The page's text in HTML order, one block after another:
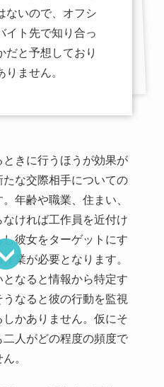
ないので、オフシ
イト先で知り合っ
だと予想しており
りません。
きに行うほうが効果が
な交際相手についての
年齢や職業、住まい、
ければ工作員を近付け
彼女をターゲットにす
業が必要となります。
なると情報から特定す
なると彼の行動を監視
かありません。仮にそ
人がどの程度の頻度で
。